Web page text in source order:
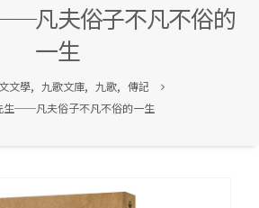
凡夫俗子不凡不俗的
一生
文學, 九歌文庫, 九歌, 傳記
生──凡夫俗子不凡不俗的一生